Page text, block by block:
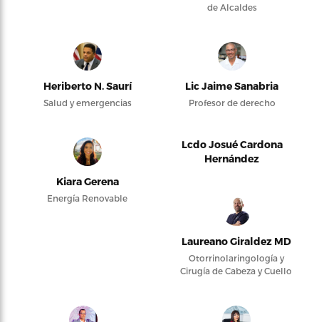
de Alcaldes
Heriberto N. Saurí
Salud y emergencias
Lic Jaime Sanabria
Profesor de derecho
Kiara Gerena
Energía Renovable
Lcdo Josué Cardona
Hernández
Laureano Giraldez MD
Otorrinolaringología y
Cirugía de Cabeza y Cuello